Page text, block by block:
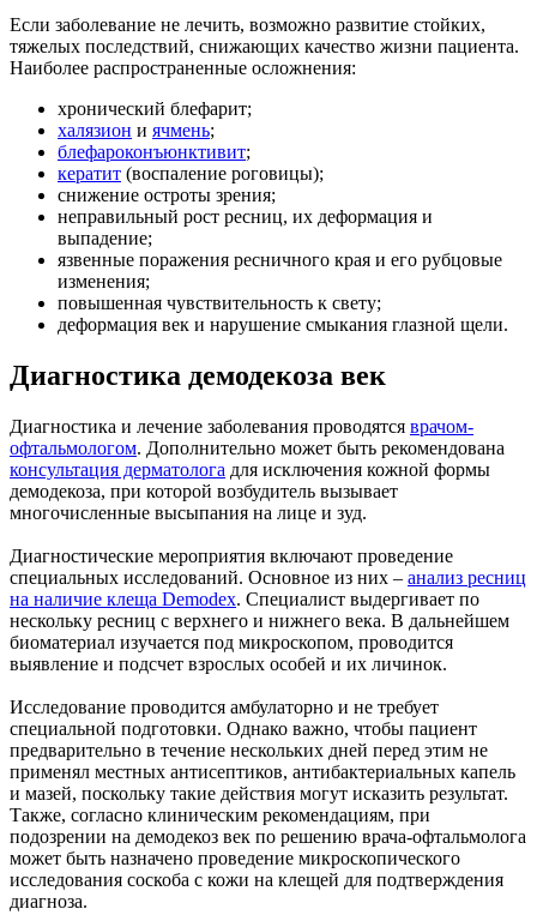
Если заболевание не лечить, возможно развитие стойких,
тяжелых последствий, снижающих качество жизни пациента.
Наиболее распространенные осложнения:
хронический блефарит;
халязион и ячмень;
блефароконъюнктивит;
кератит (воспаление роговицы);
снижение остроты зрения;
неправильный рост ресниц, их деформация и
выпадение;
язвенные поражения ресничного края и его рубцовые
изменения;
повышенная чувствительность к свету;
деформация век и нарушение смыкания глазной щели.
Диагностика демодекоза век
Диагностика и лечение заболевания проводятся врачом-
офтальмологом. Дополнительно может быть рекомендована
консультация дерматолога для исключения кожной формы
демодекоза, при которой возбудитель вызывает
многочисленные высыпания на лице и зуд.
Диагностические мероприятия включают проведение
специальных исследований. Основное из них – анализ ресниц
на наличие клеща Demodex. Специалист выдергивает по
нескольку ресниц с верхнего и нижнего века. В дальнейшем
биоматериал изучается под микроскопом, проводится
выявление и подсчет взрослых особей и их личинок.
Исследование проводится амбулаторно и не требует
специальной подготовки. Однако важно, чтобы пациент
предварительно в течение нескольких дней перед этим не
применял местных антисептиков, антибактериальных капель
и мазей, поскольку такие действия могут исказить результат.
Также, согласно клиническим рекомендациям, при
подозрении на демодекоз век по решению врача-офтальмолога
может быть назначено проведение микроскопического
исследования соскоба с кожи на клещей для подтверждения
диагноза.